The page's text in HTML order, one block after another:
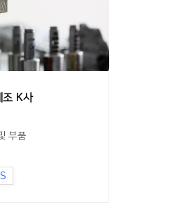
조 K사
부품